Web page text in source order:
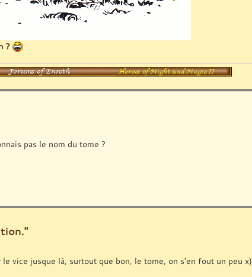
?
pas le nom du tome ?
le vice jusque là, surtout que bon, le tome, on s'en fout un peu x)